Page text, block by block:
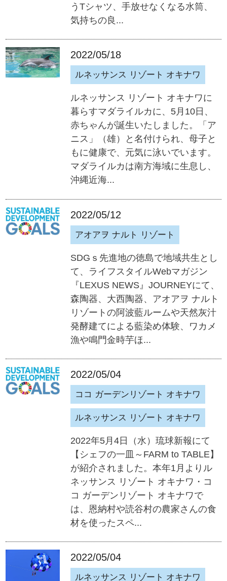
うTシャツ、手放せなくなる水筒、
気持ちの良...
2022/05/18
ルネッサンス リゾート オキナワ
ルネッサンス リゾート オキナワに
暮らすマダライルカに、5月10日、
赤ちゃんが誕生いたしました。「ア
ニス」（雄）と名付けられ、母子と
もに健康で、元気に泳いでいます。
マダライルカは南方海域に生息し、
沖縄近海...
2022/05/12
アオアヲ ナルト リゾート
SDGｓ先進地の徳島で地域共生とし
て、ライフスタイルWebマガジン
『LEXUS NEWS』JOURNEYにて、
森陶器、大西陶器、アオアヲ ナルト
リゾートの阿波藍ルームや天然灰汁
発酵建てによる藍染め体験、ワカメ
漁や鳴門金時芋ほ...
2022/05/04
ココ ガーデンリゾート オキナワ
ルネッサンス リゾート オキナワ
2022年5月4日（水）琉球新報にて
【シェフの一皿～FARM to TABLE】
が紹介されました。本年1月よりル
ネッサンス リゾート オキナワ・コ
コ ガーデンリゾート オキナワで
は、恩納村や読谷村の農家さんの食
材を使ったスペ...
2022/05/04
ルネッサンス リゾート オキナワ